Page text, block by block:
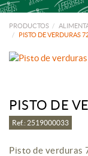
PRODUCTOS
PISTO DE VERDURAS
PISTO DE
Ref.: 2519000033
Pisto de verduras